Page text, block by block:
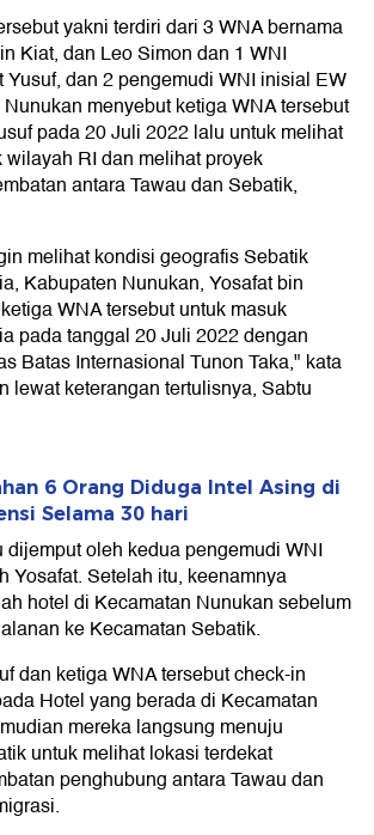
yakni terdiri dari 3 WNA bernama
Kiat, dan Leo Simon dan 1 WNI
Yusuf, dan 2 pengemudi WNI inisial EW
menyebut ketiga WNA tersebut
pada 20 Juli 2022 lalu untuk melihat
RI dan melihat proyek
antara Tawau dan Sebatik,
melihat kondisi geografis Sebatik
Kabupaten Nunukan, Yosafat bin
WNA tersebut untuk masuk
pada tanggal 20 Juli 2022 dengan
Batas Internasional Tunon Taka," kata
lewat keterangan tertulisnya, Sabtu
6 Orang Diduga Intel Asing di
Selama 30 hari
dijemput oleh kedua pengemudi WNI
Yosafat. Setelah itu, keenamnya
hotel di Kecamatan Nunukan sebelum
ke Kecamatan Sebatik.
dan ketiga WNA tersebut check-in
Hotel yang berada di Kecamatan
mereka langsung menuju
untuk melihat lokasi terdekat
penghubung antara Tawau dan